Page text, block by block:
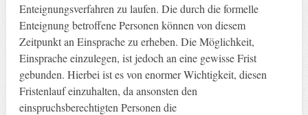
Enteignungsverfahren zu laufen. Die durch die formelle
Enteignung betroffene Personen können von diesem
Zeitpunkt an Einsprache zu erheben. Die Möglichkeit,
Einsprache einzulegen, ist jedoch an eine gewisse Frist
gebunden. Hierbei ist es von enormer Wichtigkeit, diesen
Fristenlauf einzuhalten, da ansonsten den
einspruchsberechtigten Personen die